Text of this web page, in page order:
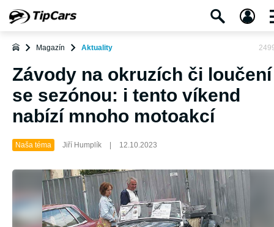
Magazín Aktuality
Závody na okruzích či loučení
se sezónou: i tento víkend
nabízí mnoho motoakcí
Naša téma Jiří Humplík 12.10.2023